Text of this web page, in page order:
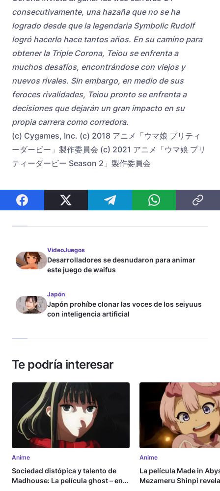
consecutivamente, una hazaña que no se ha
logrado desde que la legendaria Symbolic Rudolf
logró hacerlo hace tantos años. En su camino para
obtener la Triple Corona, Teiou se enfrenta a
muchos desafíos, encontrándose con viejos y
nuevos rivales. Sin embargo, en medio de sus
feroces rivalidades, Teiou pronto se enfrenta a
decisiones que dejarán un gran impacto en su
propia carrera como corredora.
(c) Cygames, Inc. (c) 2018 アニメ「ウマ娘 プリティ
ーダービー」製作委員会 (c) 2021 アニメ「ウマ娘 プリ
ティーダービー Season 2」製作委員会
VideoJuegos
Desarrolladores se desnudaron para animar
este juego de waifus
Japón
Japón prohíbe clonar las voces de los seiyuus
con inteligencia artificial
Te podría interesar
Anime
Sociedad distópica y talento de
Madhouse: La película ghost – end
Anime
La película Made in
Mezameru Shinpi